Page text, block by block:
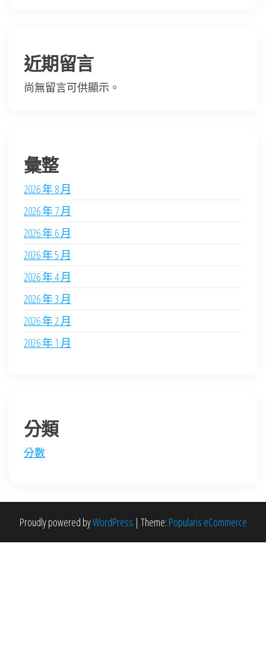
近期留言
尚無留言可供顯示。
彙整
2026 年 8 月
2026 年 7 月
2026 年 6 月
2026 年 5 月
2026 年 4 月
2026 年 3 月
2026 年 2 月
2026 年 1 月
分類
分數
Proudly powered byWordPress | Theme: Popularis eCommerce